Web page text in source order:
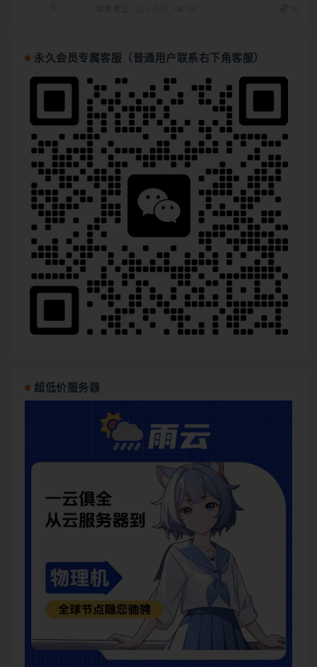
永久会员专属客服（普通用户联系右下角客服）
超低价服务器